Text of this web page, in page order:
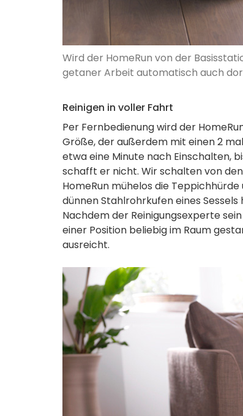
Wird der HomeRun von der
getaner Arbeit automatisch auch
Reinigen in voller Fahrt
Per Fernbedienung wird der
Größe, der außerdem mit einen 2
etwa eine Minute nach Einschalten,
schafft er nicht. Wir schalten von
HomeRun mühelos die
dünnen Stahlrohrkufen eines
Nachdem der Reinigungsexperte
einer Position beliebig im Raum
ausreicht.